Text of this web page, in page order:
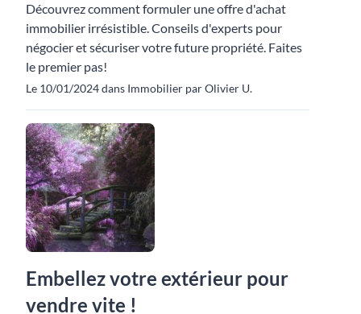
Découvrez comment formuler une offre d'achat
immobilier irrésistible. Conseils d'experts pour
négocier et sécuriser votre future propriété. Faites
le premier pas!
Le 10/01/2024 dans Immobilier par Olivier U.
Embellez votre extérieur pour
vendre vite !